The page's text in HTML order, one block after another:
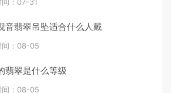
音翡翠吊坠适合什么人戴
间：08-05
翡翠是什么等级
间：08-05